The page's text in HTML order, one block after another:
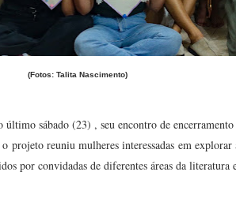
(Fotos: Talita Nascimento)
sábado (23) , seu encontro de
projeto reuniu mulheres interessadas em explorar
por convidadas de diferentes áreas da literatura